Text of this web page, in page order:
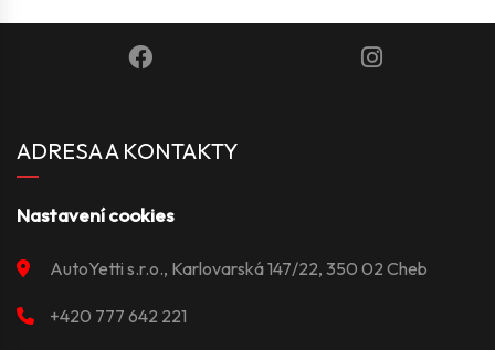
ADRESA A KONTAKTY
Nastavení cookies
AutoYetti s.r.o., Karlovarská 147/22, 350 02 Cheb
+420 777 642 221